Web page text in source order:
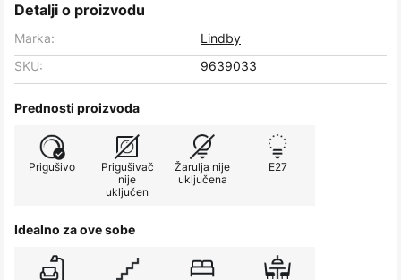
Detalji o proizvodu
Marka:
Lindby
SKU:
9639033
Prednosti proizvoda
Prigušivo
Prigušivač
nije
uključen
Žarulja nije
uključena
E27
Idealno za ove sobe